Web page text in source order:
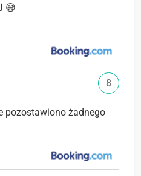
-: لو بس تغيرو حنفيات الدش 😅
pozostawiono żadnego
8